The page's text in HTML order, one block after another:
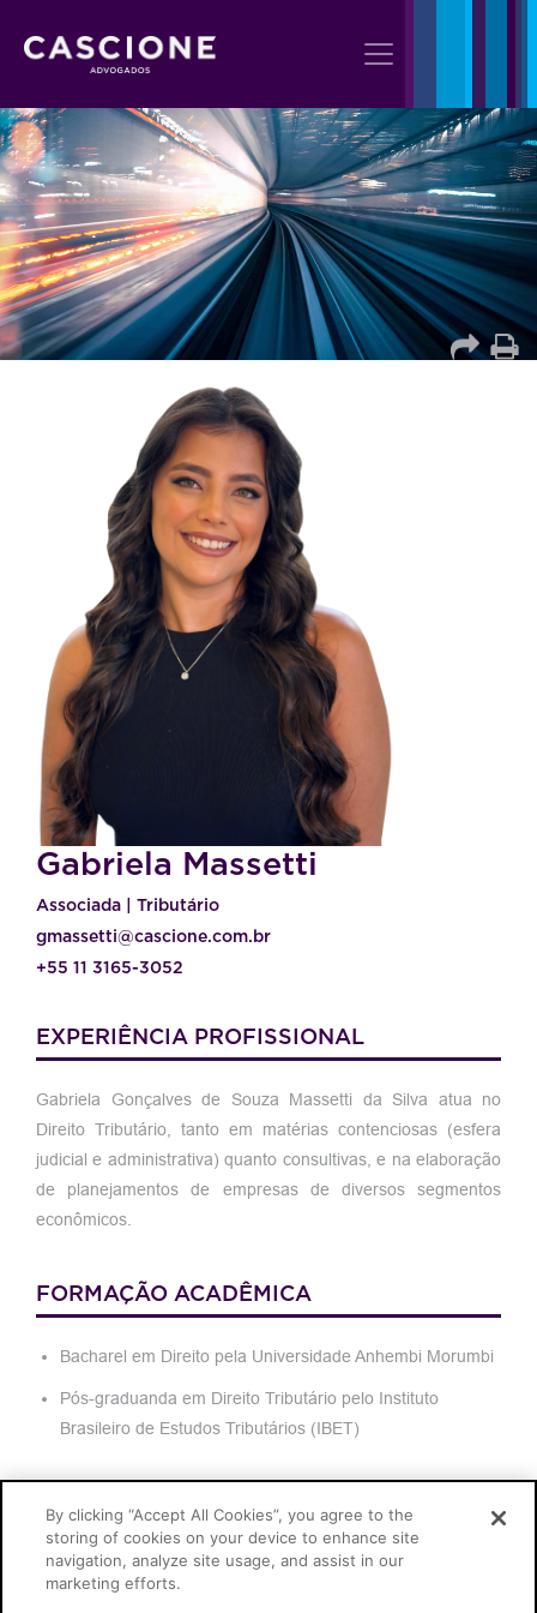
Gabriela Massetti
Associada | Tributário
gmassetti@cascione.com.br
+55 11 3165-3052
EXPERIÊNCIA PROFISSIONAL
Gabriela Gonçalves de Souza Massetti da Silva atua no
Direito Tributário, tanto em matérias contenciosas (esfera
judicial e administrativa) quanto consultivas, e na elaboração
de planejamentos de empresas de diversos segmentos
econômicos.
FORMAÇÃO ACADÊMICA
Bacharel em Direito pela Universidade Anhembi Morumbi
Pós-graduanda em Direito Tributário pelo Instituto
Brasileiro de Estudos Tributários (IBET)
IDIOMAS
Inglês
By clicking “Accept All Cookies”, you agree to the
storing of cookies on your device to enhance site
navigation, analyze site usage, and assist in our
marketing efforts.